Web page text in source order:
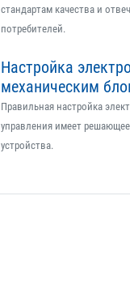
стандартам качества и
потребителей.
Настройка
механическим
Правильная настройка
управления имеет
устройства.